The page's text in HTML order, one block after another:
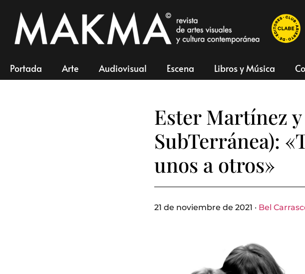
Portada Arte Audiovisual Escena Libros y Música
Ester Martínez
SubTerránea):
unos a otros»
21 de noviembre de 2021 · Bel